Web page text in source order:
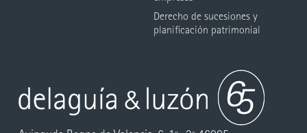
Derecho de sucesiones y
planificación patrimonial